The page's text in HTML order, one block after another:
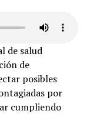
de salud
de
posibles
por
cumpliendo